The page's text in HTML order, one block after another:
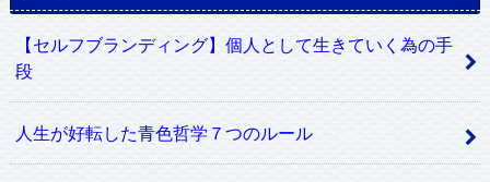
【セルフブランディング】個人として生きていく為の手
段
人生が好転した青色哲学７つのルール